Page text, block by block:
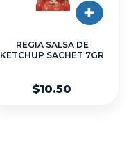
REGIA SALSA DE
KETCHUP SACHET 7GR
$10.50